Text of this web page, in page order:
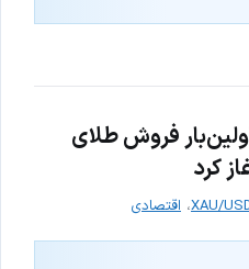
فروش طلای
کرد
XAU/، اقتصادی